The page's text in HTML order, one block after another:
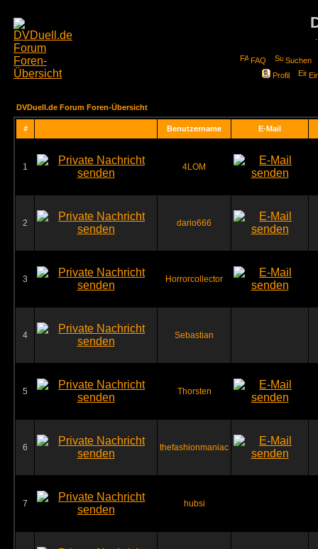
FAQ
Suchen
Profil
DVDuell.de Forum Foren-Übersicht
# Benutzername E-Mail
1 4LOM
2 dario666
3 Horrorcollector
4 Sebastian
5 Thorsten
6 thefashionmaniac
7 hubsi